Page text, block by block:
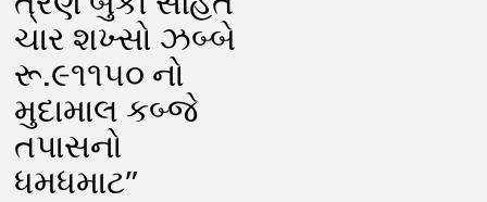
ચાર શખ્સો ઝબ્બે
રૂ.૯૧૧૫૦ નો
મુદામાલ કબ્જે
તપાસનો
ધમધમાટ”